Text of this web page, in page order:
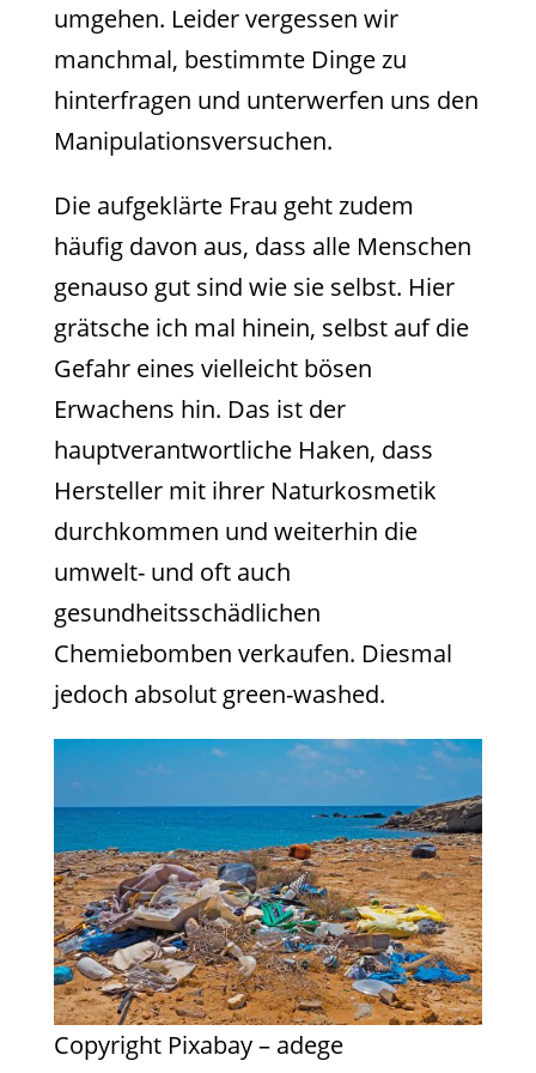
umgehen. Leider vergessen wir
manchmal, bestimmte Dinge zu
hinterfragen und unterwerfen uns den
Manipulationsversuchen.
Die aufgeklärte Frau geht zudem
häufig davon aus, dass alle Menschen
genauso gut sind wie sie selbst. Hier
grätsche ich mal hinein, selbst auf die
Gefahr eines vielleicht bösen
Erwachens hin. Das ist der
hauptverantwortliche Haken, dass
Hersteller mit ihrer Naturkosmetik
durchkommen und weiterhin die
umwelt- und oft auch
gesundheitsschädlichen
Chemiebomben verkaufen. Diesmal
jedoch absolut green-washed.
Copyright Pixabay – adege